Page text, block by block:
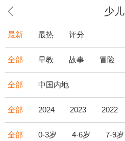
少儿
最新 最热 评分
全部 早教 故事 冒险
全部 中国内地
全部 2024 2023 2022
全部 0-3岁 4-6岁 7-9岁